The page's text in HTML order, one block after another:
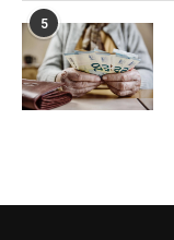
5